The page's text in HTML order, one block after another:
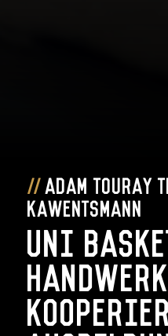
Adam
Kawentsmann
Uni